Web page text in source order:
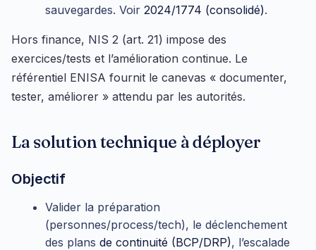
sauvegardes. Voir 2024/1774 (consolidé).
Hors finance, NIS 2 (art. 21) impose des
exercices/tests et l’amélioration continue. Le
référentiel ENISA fournit le canevas « documenter,
tester, améliorer » attendu par les autorités.
La solution technique à déployer
Objectif
Valider la préparation
(personnes/process/tech), le déclenchement
des plans de continuité (BCP/DRP), l’escalade